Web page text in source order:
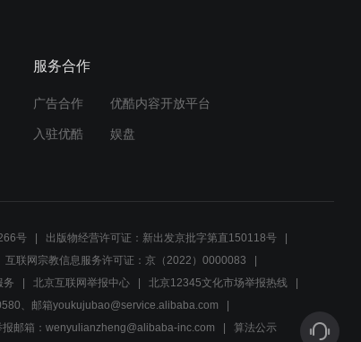
老人生了六个儿子，年级大
小伙，警察赶来处理却遭男
子言语侮辱
02:37
警察救了想自杀的大娘，犯
人在一旁多嘴，警察：闭上
服务合作
广告合作 优酷内容开放平台
入驻优酷 娱盘
号
出版物经营许可证：新出发京批字第直150118号
互联网宗教信息服务许可证：京（2022）0000083
务 北京互联网举报中心
北京12345文化市场举报热线
、邮箱youkujubao@service.alibaba.com
报邮箱：wenyulianzheng@alibaba-inc.com 算法公示